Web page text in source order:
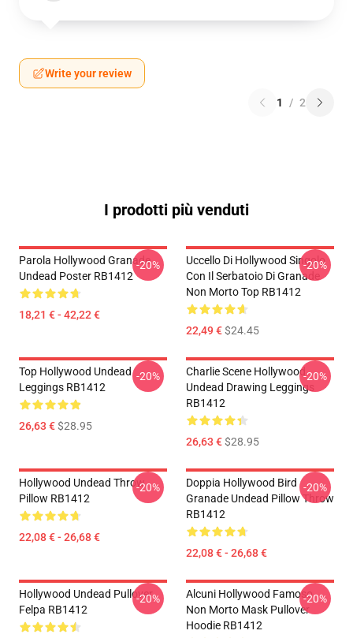
Write your review
1 / 2
I prodotti più venduti
Parola Hollywood Granade
Undead Poster RB1412
18,21 € - 42,22 €
-20%
Uccello Di Hollywood Singolo
Con Il Serbatoio Di Granade
Non Morto Top RB1412
22,49 €$24.45
-20%
Top Hollywood Undead
Leggings RB1412
26,63 €$28.95
-20%
Charlie Scene Hollywood
Undead Drawing Leggings
RB1412
26,63 €$28.95
-20%
Hollywood Undead Throw
Pillow RB1412
22,08 € - 26,68 €
-20%
Doppia Hollywood Bird
Granade Undead Pillow Throw
RB1412
22,08 € - 26,68 €
-20%
Hollywood Undead Pullover
Felpa RB1412
-20%
Alcuni Hollywood Famoso
Non Morto Mask Pullover
Hoodie RB1412
-20%